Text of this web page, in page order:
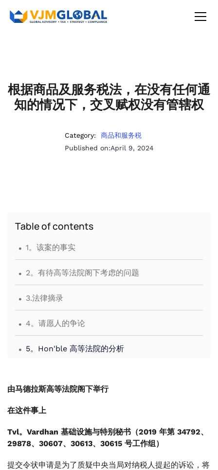
根据商品及服务税法，在没有任何通
知的情况下，交叉赋权没有管辖权
Category:
商品和服务税
Published on:April 9, 2024
Table of contents
. 1。该案的事实
. 2。有待高等法院阁下考虑的问题
. 3.法律摘录
. 4。请愿人的争论
. 5。Hon'ble 高等法院的分析
由马德拉斯高等法院阁下举行
在这件事上
Tvl。Vardhan 基础设施与特别秘书（2019 年第 34792、
29878、30607、30613、30615 号工作组）
提交令状申请是为了质疑中央当局对纳税人提起的诉讼，将